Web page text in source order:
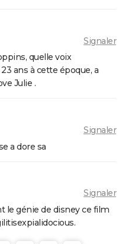
Signaler
quelle voix
ans à cette époque, a
Julie .
Signaler
a dore sa
Signaler
le génie de disney ce film